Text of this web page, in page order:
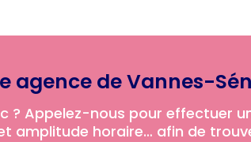
agence de Vannes-
? Appelez-nous­­ pour effectuer
amplitude horaire… afin de